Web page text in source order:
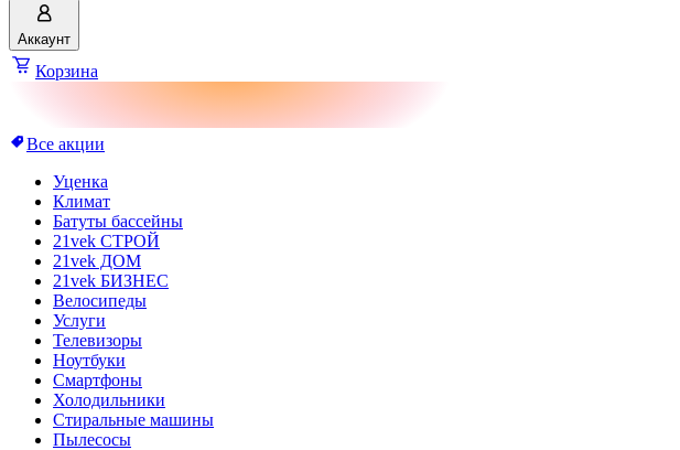
Аккаунт
Корзина
Все акции
Уценка
Климат
Батуты бассейны
21vek СТРОЙ
21vek ДОМ
21vek БИЗНЕС
Велосипеды
Услуги
Телевизоры
Ноутбуки
Смартфоны
Холодильники
Стиральные машины
Пылесосы